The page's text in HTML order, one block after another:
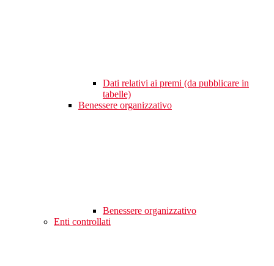
Dati relativi ai premi (da pubblicare in
tabelle)
Benessere organizzativo
Benessere organizzativo
Enti controllati